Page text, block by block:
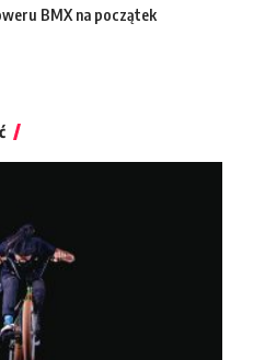
BMX na początek